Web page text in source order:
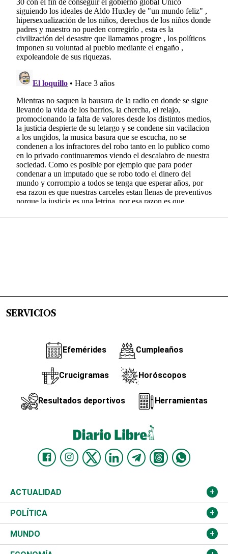
SERVICIOS
Efemérides Cumpleaños
Crucigramas Horóscopos
Resultados deportivos Herramientas
ACTUALIDAD
Nacional
Ciudad
POLÍTICA
Partidos
MUNDO